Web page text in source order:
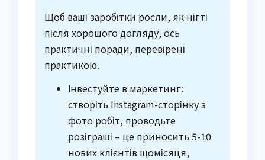
Щоб ваші заробітки росли, як нігті
після хорошого догляду, ось
практичні поради, перевірені
практикою.
Інвестуйте в маркетинг:
створіть Instagram-сторінку з
фото робіт, проводьте
розіграші – це приносить 5-10
нових клієнтів щомісяця,